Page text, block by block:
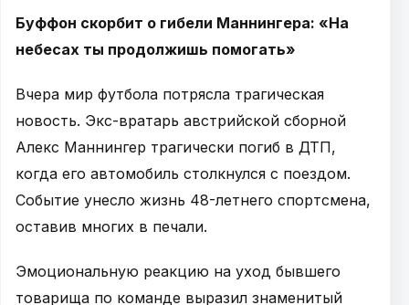
Буффон скорбит о гибели Маннингера: «На
небесах ты продолжишь помогать»
Вчера мир футбола потрясла трагическая
новость. Экс-вратарь австрийской сборной
Алекс Маннингер трагически погиб в ДТП,
когда его автомобиль столкнулся с поездом.
Событие унесло жизнь 48-летнего спортсмена,
оставив многих в печали.
Эмоциональную реакцию на уход бывшего
товарища по команде выразил знаменитый